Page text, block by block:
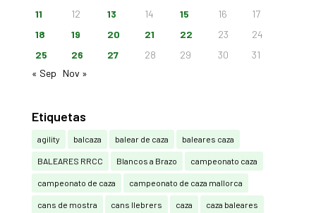
11
12 13 14 15 16
17
18
19 20 21 22 23
24
25
26 27 28 29 30
31
« Sep
Nov »
Etiquetas
agility balcaza balear de caza baleares caza
BALEARES RRCC Blancos a Brazo campeonato caza
campeonato de caza campeonato de caza mallorca
cans de mostra cans llebrers caza caza baleares